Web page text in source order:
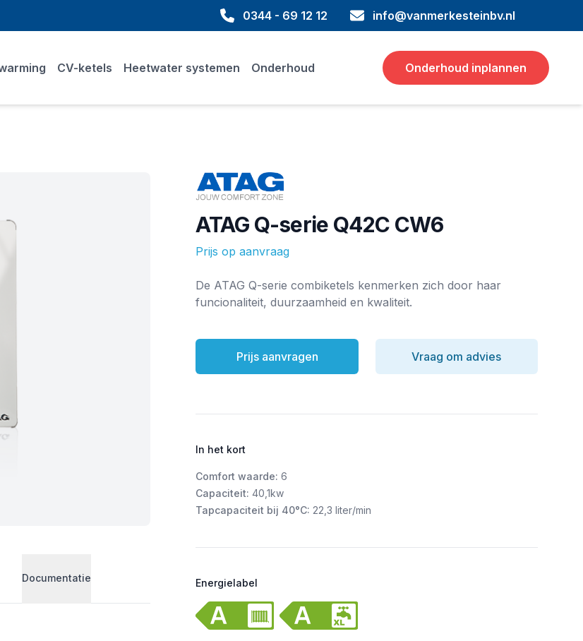
0344 - 69 12 12 info@vanmerkesteinbv.nl
CV-ketels Heetwater systemen Onderhoud Onderhoud inplannen
ATAG Q-serie Q42C CW6
Prijs op aanvraag
Merk
De ATAG Q-serie combiketels kenmerken zich door haar
funcionaliteit, duurzaamheid en kwaliteit.
Prijs aanvragen Vraag om advies
In het kort
Comfort waarde: 6
Capaciteit: 40,1kw
Tapcapaciteit bij 40°C: 22,3 liter/min
Energielabel
Documentatie